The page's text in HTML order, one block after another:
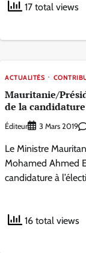
17 total views
ACTUALITÉS
Mauritanie/
de la
Éditeur 3 Mars 2019
Le Ministre
Mohamed Ahmed
candidature à
16 total views